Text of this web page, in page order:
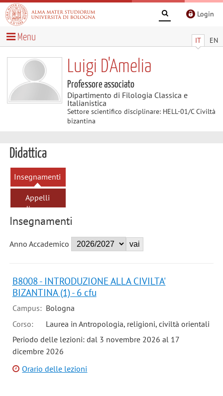
Login
IT EN
Menu
Luigi D'Amelia
Professore associato
Dipartimento di Filologia Classica e
Italianistica
Settore scientifico disciplinare: HELL-01/C Civiltà
bizantina
Didattica
Insegnamenti
Appelli
d'esame
Insegnamenti
Anno Accademico
B8008 - INTRODUZIONE ALLA CIVILTA'
BIZANTINA (1) - 6 cfu
Campus: Bologna
Corso:
Laurea in Antropologia, religioni, civiltà orientali
Periodo delle lezioni: dal 3 novembre 2026 al 17
dicembre 2026
Orario delle lezioni